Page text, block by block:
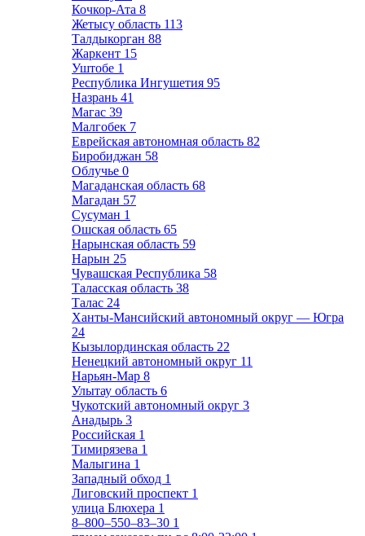
Кочкор-Ата 8
Жетысу область 113
Талдыкорган 88
Жаркент 15
Уштобе 1
Республика Ингушетия 95
Назрань 41
Магас 39
Малгобек 7
Еврейская автономная область 82
Биробиджан 58
Облучье 0
Магаданская область 68
Магадан 57
Сусуман 1
Ошская область 65
Нарынская область 59
Нарын 25
Чувашская Республика 58
Таласская область 38
Талас 24
Ханты-Мансийский автономный округ — Югра
24
Кызылординская область 22
Ненецкий автономный округ 11
Нарьян-Мар 8
Улытау область 6
Чукотский автономный округ 3
Анадырь 3
Российская 1
Тимирязева 1
Малыгина 1
Западный обход 1
Лиговский проспект 1
улица Блюхера 1
8‒800‒550‒83‒30 1